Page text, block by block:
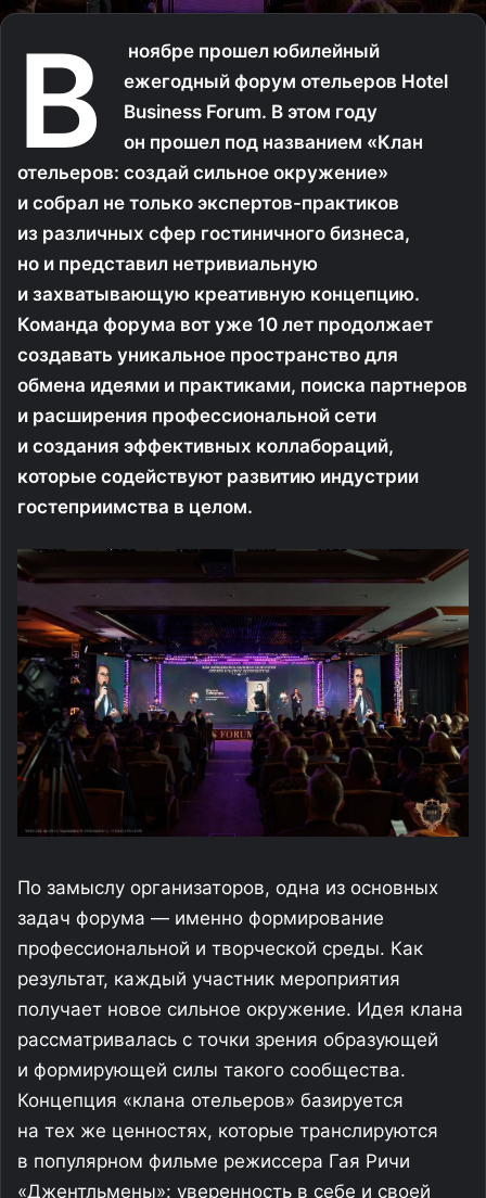
В
ноябре прошел юбилейный
ежегодный форум отельеров Hotel
Business Forum. В этом году
он прошел под названием «Клан
отельеров: создай сильное окружение»
и собрал не только экспертов-практиков
из различных сфер гостиничного бизнеса,
но и представил нетривиальную
и захватывающую креативную концепцию.
Команда форума вот уже 10 лет продолжает
создавать уникальное пространство для
обмена идеями и практиками, поиска партнеров
и расширения профессиональной сети
и создания эффективных коллабораций,
которые содействуют развитию индустрии
гостеприимства в целом.
По замыслу организаторов, одна из основных
задач форума — именно формирование
профессиональной и творческой среды. Как
результат, каждый участник мероприятия
получает новое сильное окружение. Идея клана
рассматривалась с точки зрения образующей
и формирующей силы такого сообщества.
Концепция «клана отельеров» базируется
на тех же ценностях, которые транслируются
в популярном фильме режиссера Гая Ричи
«Джентльмены»: уверенность в себе и своей